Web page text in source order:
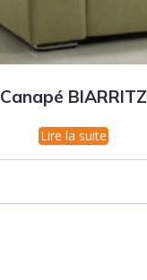
Canapé BIARRITZ
Lire la suite